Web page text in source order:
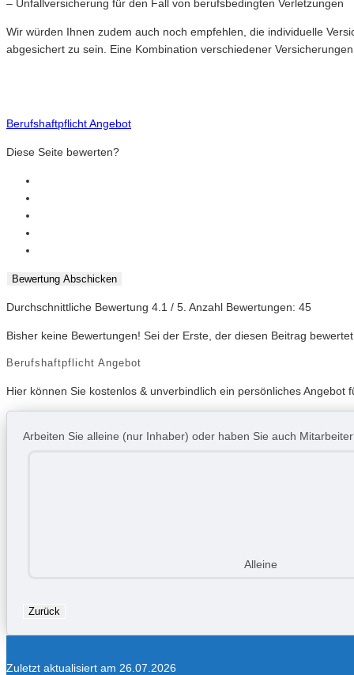
– Unfallversicherung für den Fall von berufsbedingten Verletzungen
Wir würden Ihnen zudem auch noch empfehlen, die individuelle
abgesichert zu sein. Eine Kombination verschiedener
Berufshaftpflicht Angebot
Diese Seite bewerten?
Bewertung Abschicken
Durchschnittliche Bewertung 4.1 / 5. Anzahl Bewertungen: 45
Bisher keine Bewertungen! Sei der Erste, der diesen Beitrag
Berufshaftpflicht Angebot
Hier können Sie kostenlos & unverbindlich ein persönliches
Arbeiten Sie alleine (nur Inhaber) oder haben Sie auch
Alleine
Zurück
Zuletzt aktualisiert am 26.07.2026